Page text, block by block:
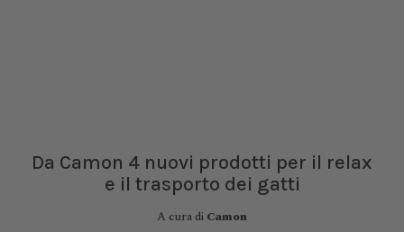
Da Camon 4 nuovi prodotti per il relax
e il trasporto dei gatti
A cura di Camon